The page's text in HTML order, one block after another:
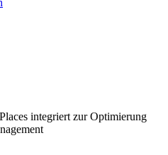
integriert zur Optimierung